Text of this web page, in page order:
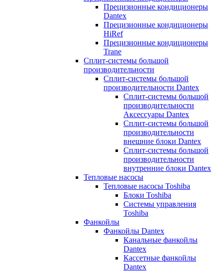
Прецизионные кондиционеры
Dantex
Прецизионные кондиционеры
HiRef
Прецизионные кондиционеры
Trane
Сплит-системы большой
производительности
Сплит-системы большой
производительности Dantex
Сплит-системы большой
производительности
Аксессуары Dantex
Сплит-системы большой
производительности
внешние блоки Dantex
Сплит-системы большой
производительности
внутренние блоки Dantex
Тепловые насосы
Тепловые насосы Toshiba
Блоки Toshiba
Системы управления
Toshiba
Фанкойлы
Фанкойлы Dantex
Канальные фанкойлы
Dantex
Кассетные фанкойлы
Dantex